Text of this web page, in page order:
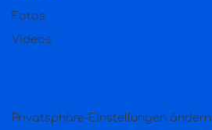
Fotos
Videos
Privatsphäre-Einstellungen ändern